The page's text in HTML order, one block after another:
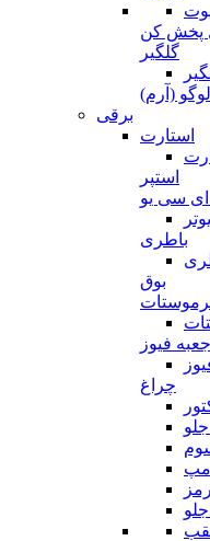
پخش کن
گلگیر
لوگو (آرم)
برقی
استارت
استپر
باطری
بوق
جعبه فیوز
چراغ